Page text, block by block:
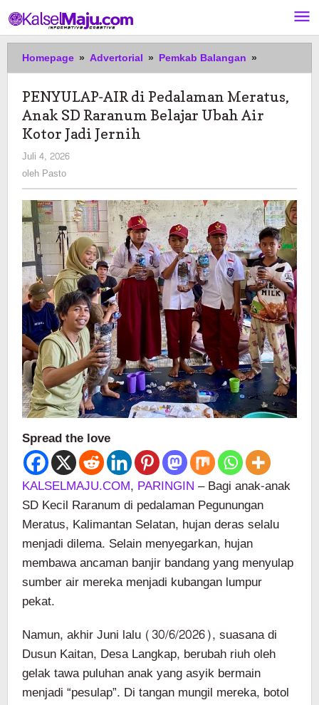
ke
konten
Homepage » Advertorial » Pemkab Balangan »
AIR
Pedalaman
Meratus,
Ubah
Air
Kotor
Jadi
Jernih
PENYULAP-AIR di Pedalaman Meratus,
Anak SD Raranum Belajar Ubah Air
Kotor Jadi Jernih
Juli 4, 2026
oleh Pasto
Spread the love
KALSELMAJU.COM, PARINGIN– Bagi anak-anak
SD Kecil Raranum di pedalaman Pegunungan
Meratus, Kalimantan Selatan, hujan deras selalu
menjadi dilema. Selain menyegarkan, hujan
membawa ancaman banjir bandang yang menyulap
sumber air mereka menjadi kubangan lumpur
pekat.
Namun, akhir Juni lalu (30/6/2026), suasana di
Dusun Kaitan, Desa Langkap, berubah riuh oleh
gelak tawa puluhan anak yang asyik bermain
menjadi “pesulap”. Di tangan mungil mereka, botol